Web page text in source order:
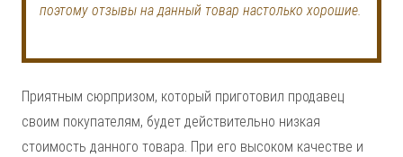
поэтому отзывы на данный товар настолько хорошие.
Приятным сюрпризом, который приготовил продавец
своим покупателям, будет действительно низкая
стоимость данного товара. При его высоком качестве и